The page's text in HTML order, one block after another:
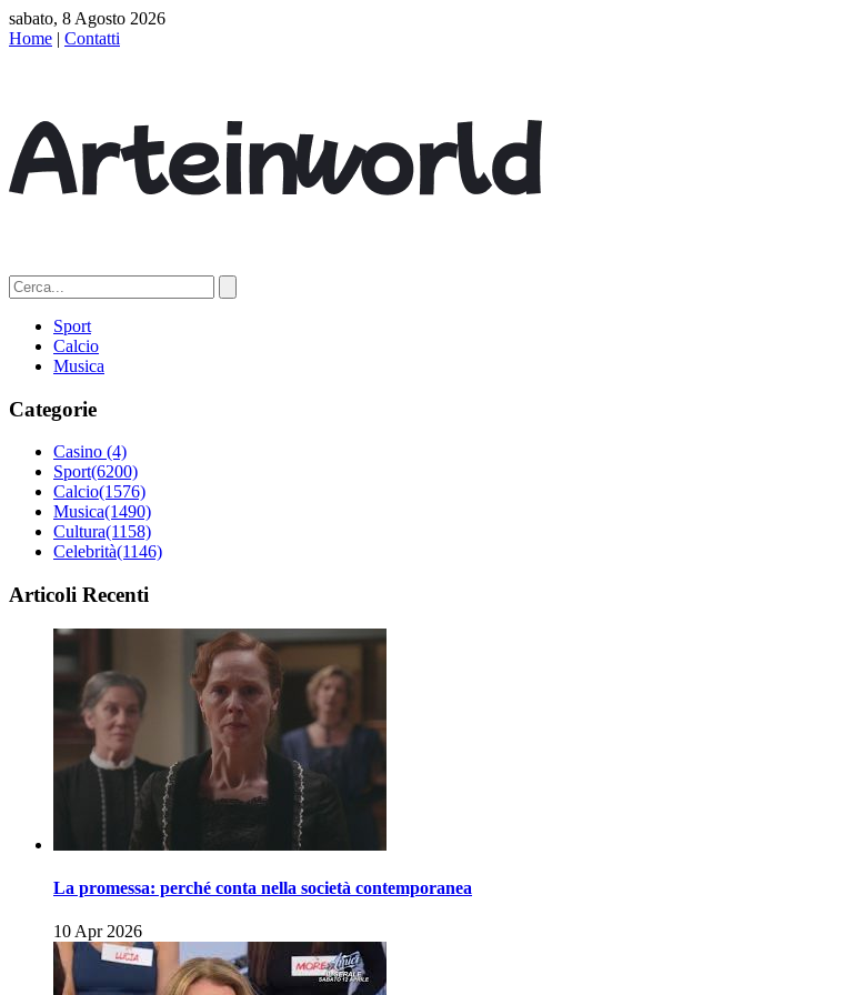
sabato, 8 Agosto 2026
Home | Contatti
Sport
Calcio
Musica
Categorie
Casino (4)
Sport(6200)
Calcio(1576)
Musica(1490)
Cultura(1158)
Celebrità(1146)
Articoli Recenti
La promessa: perché conta nella società contemporanea
10 Apr 2026